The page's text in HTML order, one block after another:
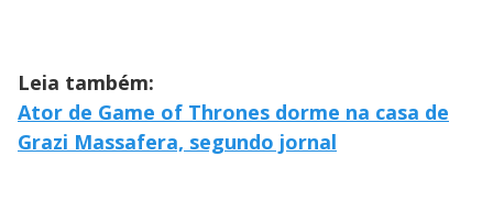
Leia também:
Ator de Game of Thrones dorme na casa de
Grazi Massafera, segundo jornal